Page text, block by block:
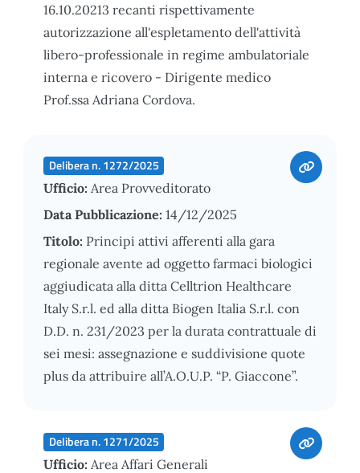
16.10.20213 recanti rispettivamente
autorizzazione all'espletamento dell'attività
libero-professionale in regime ambulatoriale
interna e ricovero - Dirigente medico
Prof.ssa Adriana Cordova.
Delibera n. 1272/2025
Ufficio: Area Provveditorato
Data Pubblicazione: 14/12/2025
Titolo: Principi attivi afferenti alla gara
regionale avente ad oggetto farmaci biologici
aggiudicata alla ditta Celltrion Healthcare
Italy S.r.l. ed alla ditta Biogen Italia S.r.l. con
D.D. n. 231/2023 per la durata contrattuale di
sei mesi: assegnazione e suddivisione quote
plus da attribuire all’A.O.U.P. “P. Giaccone”.
Delibera n. 1271/2025
Ufficio: Area Affari Generali